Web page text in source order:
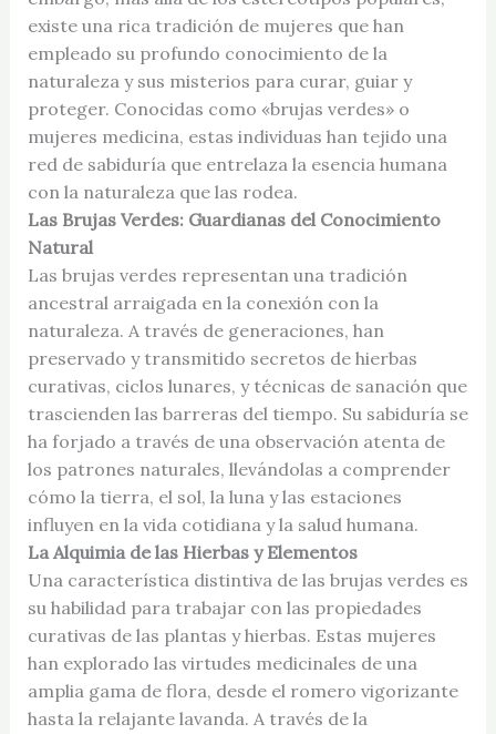
existe una rica tradición de mujeres que han
empleado su profundo conocimiento de la
naturaleza y sus misterios para curar, guiar y
proteger. Conocidas como «brujas verdes» o
mujeres medicina, estas individuas han tejido una
red de sabiduría que entrelaza la esencia humana
con la naturaleza que las rodea.
Las Brujas Verdes: Guardianas del Conocimiento
Natural
Las brujas verdes representan una tradición
ancestral arraigada en la conexión con la
naturaleza. A través de generaciones, han
preservado y transmitido secretos de hierbas
curativas, ciclos lunares, y técnicas de sanación que
trascienden las barreras del tiempo. Su sabiduría se
ha forjado a través de una observación atenta de
los patrones naturales, llevándolas a comprender
cómo la tierra, el sol, la luna y las estaciones
influyen en la vida cotidiana y la salud humana.
La Alquimia de las Hierbas y Elementos
Una característica distintiva de las brujas verdes es
su habilidad para trabajar con las propiedades
curativas de las plantas y hierbas. Estas mujeres
han explorado las virtudes medicinales de una
amplia gama de flora, desde el romero vigorizante
hasta la relajante lavanda. A través de la